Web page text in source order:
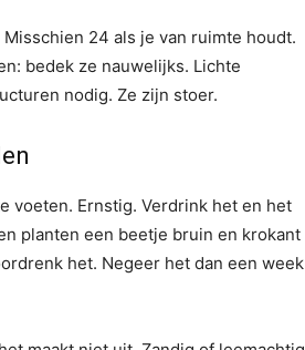
24 als je van ruimte houdt.
bedek ze nauwelijks. Lichte
nodig. Ze zijn stoer.
voeten. Ernstig. Verdrink het en het
planten een beetje bruin en krokant
het. Negeer het dan een week